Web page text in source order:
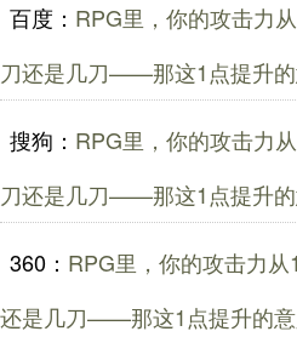
百度： RPG里，你的攻击力
刀还是几刀——那这1点提升的
搜狗： RPG里，你的攻击力
刀还是几刀——那这1点提升的
360： RPG里，你的攻击力
还是几刀——那这1点提升的意